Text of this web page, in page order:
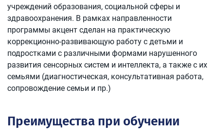
учреждений образования, социальной сферы и
здравоохранения. В рамках направленности
программы акцент сделан на практическую
коррекционно-развивающую работу с детьми и
подростками с различными формами нарушенного
развития сенсорных систем и интеллекта, а также с их
семьями (диагностическая, консультативная работа,
сопровождение семьи и пр.)
Преимущества при обучении